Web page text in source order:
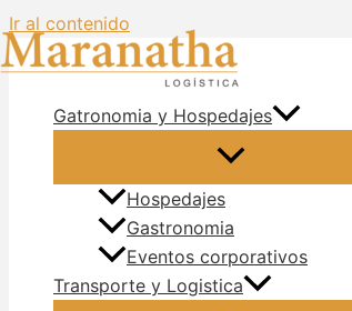
Ir al contenido
Gatronomia y Hospedajes
Hospedajes
Gastronomia
Eventos corporativos
Transporte y Logistica